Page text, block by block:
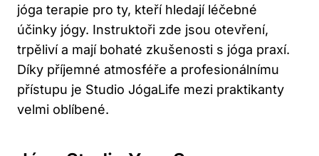
‍jóga terapie pro ty, kteří hledají⁤ léčebné
účinky jógy. Instruktoři zde jsou otevření,
trpěliví a mají ​bohaté zkušenosti s jóga praxí.
Díky‍ příjemné atmosféře a profesionálnímu
přístupu je Studio JógaLife​ mezi praktikanty
velmi oblíbené.